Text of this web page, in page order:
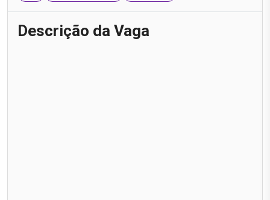
Descrição da Vaga